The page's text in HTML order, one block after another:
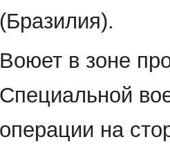
(Бразилия).
Воюет в зоне
Специальной
операции на